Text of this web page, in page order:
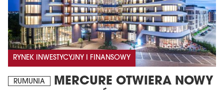
RYNEK INWESTYCYJNY I FINANSOWY
RUMUNIA
MERCURE OTWIERA NOWY